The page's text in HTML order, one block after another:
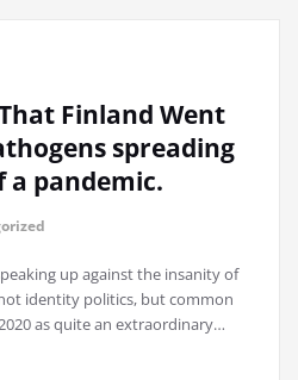
Finland Went
spreading
a pandemic.
up against the insanity of
identity politics, but common
as quite an extraordinary…